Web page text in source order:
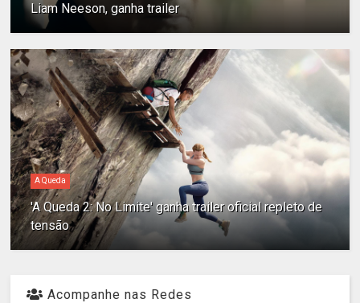
Liam Neeson, ganha trailer
A Queda
'A Queda 2: No Limite' ganha trailer oficial repleto de
tensão
Acompanhe nas Redes